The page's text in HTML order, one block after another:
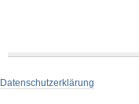
Datenschutzerklärung